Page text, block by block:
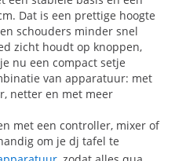
Dat is een prettige hoogte
schouders minder snel
zicht houdt op knoppen,
nu een compact setje
van apparatuur: met
netter en met meer
met een controller, mixer of
om je dj tafel te